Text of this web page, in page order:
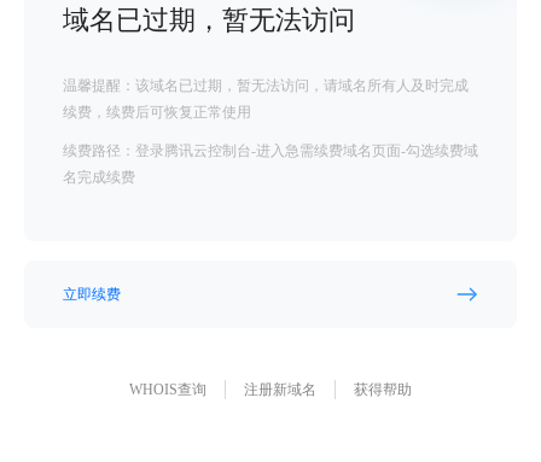
域名已过期，暂无法访问
温馨提醒：该域名已过期，暂无法访问，请域名所有人及时完成
续费，续费后可恢复正常使用
续费路径：登录腾讯云控制台-进入急需续费域名页面-勾选续费域
名完成续费
立即续费
WHOIS查询 注册新域名 获得帮助